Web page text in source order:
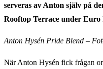
serveras av Anton själv på
Rooftop Terrace under Euro
Anton Hysén Pride Blend –
När Anton Hysén fick frågan